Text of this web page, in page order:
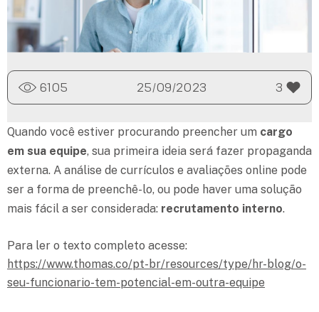
6105 25/09/2023 3
Quando você estiver procurando preencher um cargo
em sua equipe, sua primeira ideia será fazer propaganda
externa. A análise de currículos e avaliações online pode
ser a forma de preenchê-lo, ou pode haver uma solução
mais fácil a ser considerada: recrutamento interno.
Para ler o texto completo acesse:
https://www.thomas.co/pt-br/resources/type/hr-blog/o-
seu-funcionario-tem-potencial-em-outra-equipe